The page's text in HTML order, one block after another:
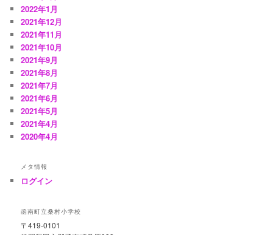
2022年1月
2021年12月
2021年11月
2021年10月
2021年9月
2021年8月
2021年7月
2021年6月
2021年5月
2021年4月
2020年4月
メタ情報
ログイン
函南町立桑村小学校
〒419-0101